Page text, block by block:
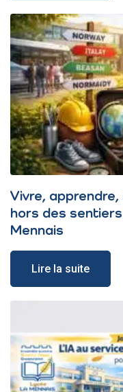
Vivre, apprendre,
hors des
Mennais
Lire la suite